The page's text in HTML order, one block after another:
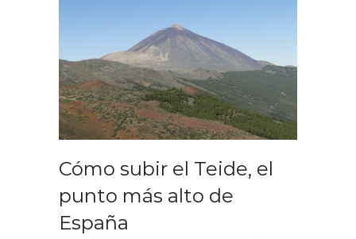
Cómo subir el Teide, el
punto más alto de
España